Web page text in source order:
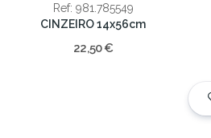
Ref: 981.785549
CINZEIRO 14x56cm
22,50 €